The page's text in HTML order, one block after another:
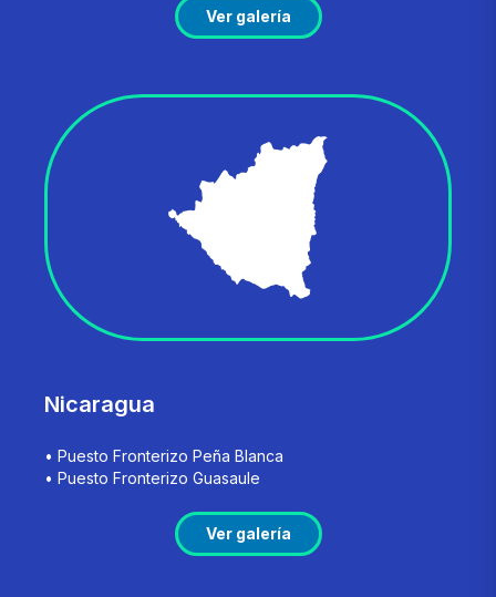
Ver galería
Nicaragua
• Puesto Fronterizo Peña Blanca
• Puesto Fronterizo Guasaule
Ver galería